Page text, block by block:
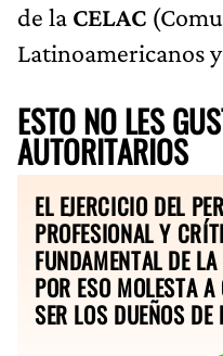
de la CELAC
Latinoamericanos
ESTO NO LES
AUTORITARIOS
EL EJERCICIO DEL
PROFESIONAL Y
FUNDAMENTAL DE
POR ESO MOLESTA A
SER LOS DUEÑOS